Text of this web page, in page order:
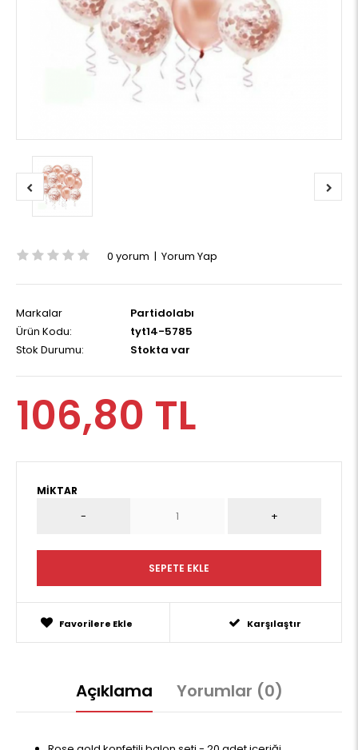
0 yorum | Yorum Yap
Markalar
Partidolabı
Ürün Kodu:
tyt14-5785
Stok Durumu:
Stokta var
106,80 TL
MIKTAR
Favorilere Ekle Karşılaştır
Açıklama Yorumlar (0)